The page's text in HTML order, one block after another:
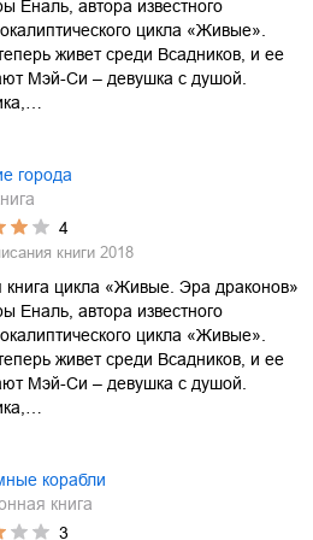
Еналь, автора известного
цикла «Живые».
живет среди Всадников, и ее
Мэй-Си – девушка с душой.
города
4
книги 2018
книга цикла «Живые. Эра драконов»
Еналь, автора известного
цикла «Живые».
живет среди Всадников, и ее
Мэй-Си – девушка с душой.
корабли
книга
3